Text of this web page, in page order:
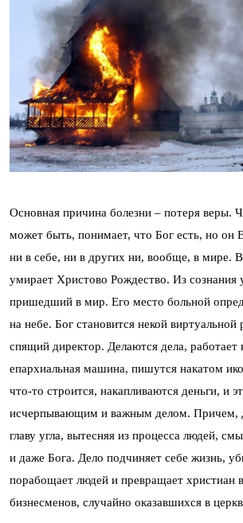
Основная причина болезни – потеря веры.
может быть, понимает, что Бог есть, но он
ни в себе, ни в других ни, вообще, в мире.
умирает Христово Рождество. Из сознания
пришедший в мир. Его место больной
на небе. Бог становится некой виртуальной
спящий директор. Делаются дела, работает
епархиальная машина, пишутся накатом
что-то строится, накапливаются деньги, и
исчерпывающим и важным делом. Причем,
главу угла, вытесняя из процесса людей,
и даже Бога. Дело подчиняет себе жизнь,
порабощает людей и превращает христиан
бизнесменов, случайно оказавшихся в